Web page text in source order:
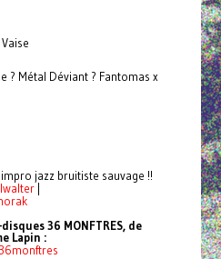
? Métal Déviant ? Fantomas x
jazz bruitiste sauvage !!
|
36 MONFTRES, de
Lapin :